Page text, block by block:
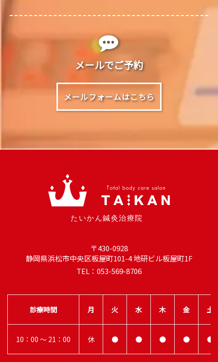
メールでご予約
メールフォームはこちら
〒430-0928
静岡県浜松市中央区板屋町101-4 地研ビル板屋町1F
TEL：053-569-8706
診療時間 月 火 水 木 金 土
10：00 ～ 21：00 休 ● ● ● ● ●